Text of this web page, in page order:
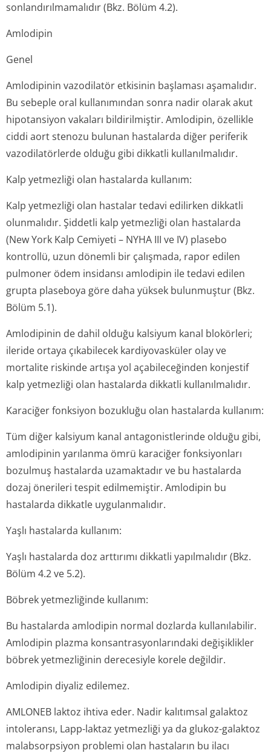
sonlandırılma­malıdır (Bkz. Bölüm 4.2).
Amlodipin
Genel
Amlodipinin vazodilatör etkisinin başlaması aşamalıdır.
Bu sebeple oral kullanımından sonra nadir olarak akut
hipotansiyon vakaları bildirilmiştir. Amlodipin, özellikle
ciddi aort stenozu bulunan hastalarda diğer periferik
vazodilatörlerde olduğu gibi dikkatli kullanılmalıdır.
Kalp yetmezliği olan hastalarda kullanım:
Kalp yetmezliği olan hastalar tedavi edilirken dikkatli
olunmalıdır. Şiddetli kalp yetmezliği olan hastalarda
(New York Kalp Cemiyeti – NYHA III ve IV) plasebo
kontrollü, uzun dönemli bir çalışmada, rapor edilen
pulmoner ödem insidansı amlodipin ile tedavi edilen
grupta plaseboya göre daha yüksek bulunmuştur (Bkz.
Bölüm 5.1).
Amlodipinin de dahil olduğu kalsiyum kanal blokörleri;
ileride ortaya çıkabilecek kardiyovasküler olay ve
mortalite riskinde artışa yol açabileceğinden konjestif
kalp yetmezliği olan hastalarda dikkatli kullanılmalıdır.
Karaciğer fonksiyon bozukluğu olan hastalarda kullanım:
Tüm diğer kalsiyum kanal antagonistlerinde olduğu gibi,
amlodipinin yarılanma ömrü karaciğer fonksiyonları
bozulmuş hastalarda uzamaktadır ve bu hastalarda
dozaj önerileri tespit edilmemiştir. Amlodipin bu
hastalarda dikkatle uygulanmalıdır.
Yaşlı hastalarda kullanım:
Yaşlı hastalarda doz arttırımı dikkatli yapılmalıdır (Bkz.
Bölüm 4.2 ve 5.2).
Böbrek yetmezliğinde kullanım:
Bu hastalarda amlodipin normal dozlarda kullanılabilir.
Amlodipin plazma konsantrasyon­larındaki değişiklikler
böbrek yetmezliğinin derecesiyle korele değildir.
Amlodipin diyaliz edilemez.
AMLONEB laktoz ihtiva eder. Nadir kalıtımsal galaktoz
intoleransı, Lapp-laktaz yetmezliği ya da glukoz-galaktoz
malabsorpsiyon problemi olan hastaların bu ilacı